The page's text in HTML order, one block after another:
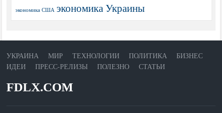
экономика США экономика Украины
УКРАИНА МИР ТЕХНОЛОГИИ ПОЛИТИКА
БИЗНЕС
ИДЕИ
ПРЕСС-РЕЛИЗЫ ПОЛЕЗНО СТАТЬИ
FDLX.COM